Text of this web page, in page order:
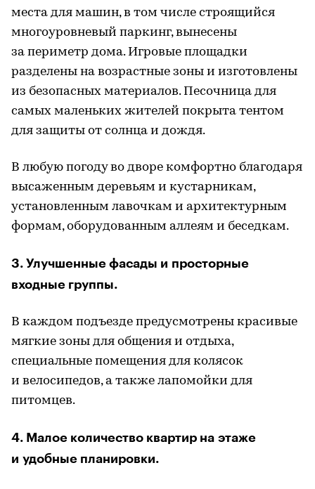
места для машин, в том числе строящийся
многоуровневый паркинг, вынесены
за периметр дома. Игровые площадки
разделены на возрастные зоны и изготовлены
из безопасных материалов. Песочница для
самых маленьких жителей покрыта тентом
для защиты от солнца и дождя.
В любую погоду во дворе комфортно благодаря
высаженным деревьям и кустарникам,
установленным лавочкам и архитектурным
формам, оборудованным аллеям и беседкам.
3. Улучшенные фасады и просторные
входные группы.
В каждом подъезде предусмотрены красивые
мягкие зоны для общения и отдыха,
специальные помещения для колясок
и велосипедов, а также лапомойки для
питомцев.
4. Малое количество квартир на этаже
и удобные планировки.